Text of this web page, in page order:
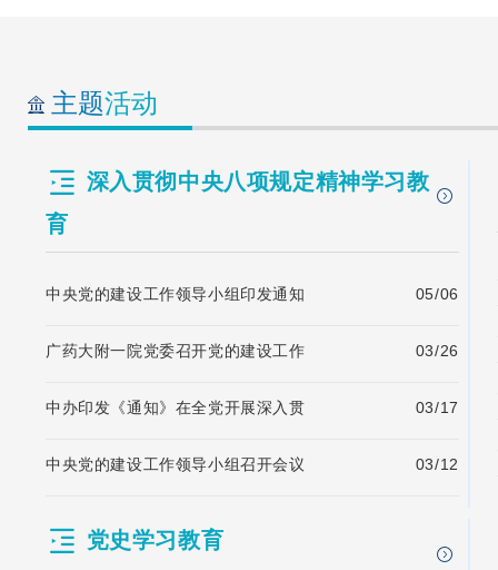
主题活动
深入贯彻中央八项规定精神学习教
育
05/06
中央党的建设工作领导小组印发通知
03/26
广药大附一院党委召开党的建设工作
03/17
中办印发《通知》在全党开展深入贯
03/12
中央党的建设工作领导小组召开会议
党史学习教育